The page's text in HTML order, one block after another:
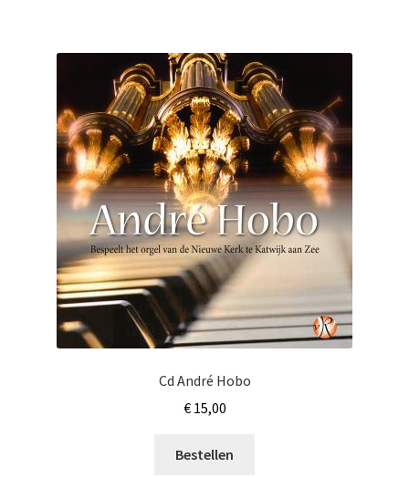
Cd André Hobo
€15,00
Bestellen